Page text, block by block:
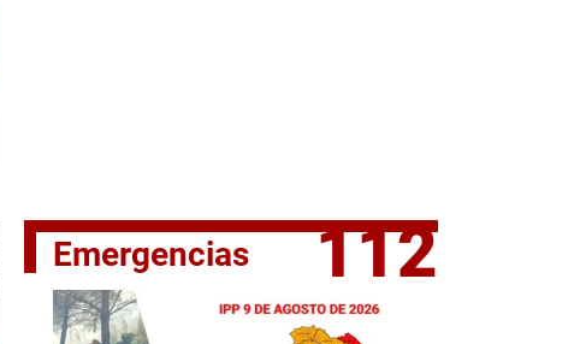
II Vuelta Ciclista CLM LEADER
Emergencias 112